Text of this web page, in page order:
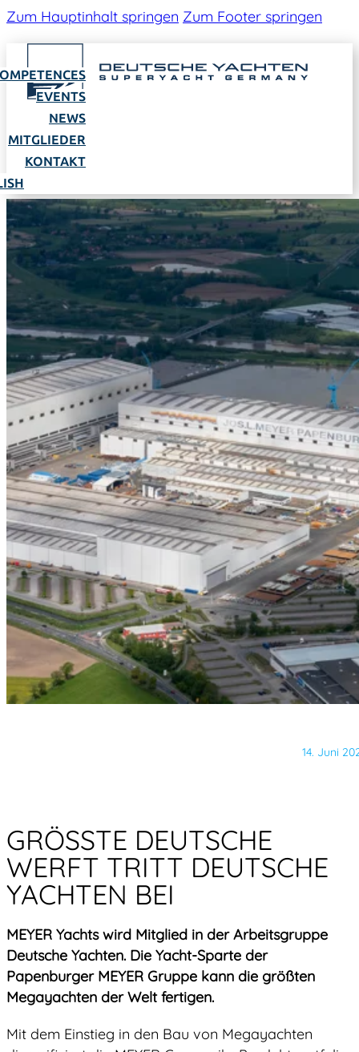
Zum Hauptinhalt springen Zum Footer springen
EVENTS
NEWS
MITGLIEDER
KONTAKT
14. Juni
GRÖSSTE DEUTSCHE W
ERFT TRITT DEUTSCHE Y
ACHTEN BEI
MEYER Yachts wird Mitglied in der Arbeitsgruppe
Deutsche Yachten. Die Yacht-Sparte der
Papenburger MEYER Gruppe kann die größten
Megayachten der Welt fertigen.
Mit dem Einstieg in den Bau von Megayachten